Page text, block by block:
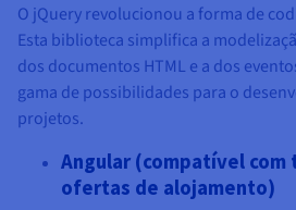
O jQuery revolucionou a forma de
Esta biblioteca simplifica a
dos documentos HTML e a dos
gama de possibilidades para o
projetos.
Angular (compatível com
ofertas de alojamento)